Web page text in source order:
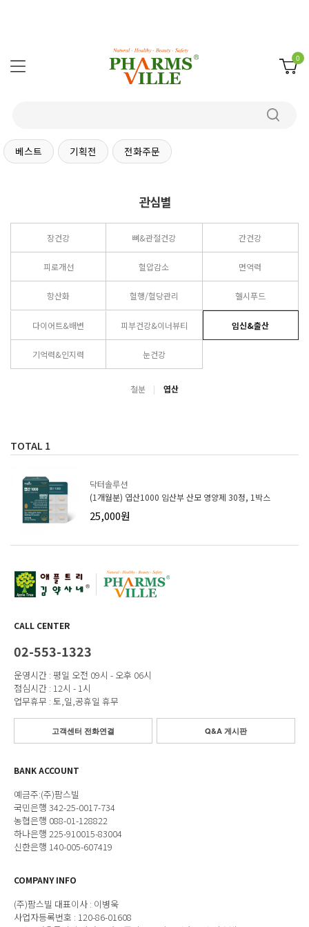
0
베스트 기획전 전화주문
관심별
장건강 뼈&관절건강 간건강
피로개선 혈압감소 면역력
항산화 혈행/혈당관리 헬시푸드
다이어트&배변 피부건강&이너뷰티 임신&출산
기억력&인지력 눈건강
철분 엽산
TOTAL 1
닥터솔루션
(1개월분) 엽산1000 임산부 산모 영양제 30정, 1박스
25,000원
CALL CENTER
02-553-1323
운영시간 : 평일 오전 09시 - 오후 06시
점심시간 : 12시 - 1시
업무휴무 : 토,일,공휴일 휴무
고객센터 전화연결 Q&A 게시판
BANK ACCOUNT
예금주:(주)팜스빌
국민은행 342-25-0017-734
농협은행 088-01-128822
하나은행 225-910015-83004
신한은행 140-005-607419
COMPANY INFO
(주)팜스빌 대표이사 : 이병욱
사업자등록번호 : 120-86-01608